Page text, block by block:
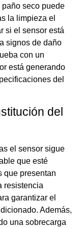
seco puede
la limpieza el
si el sensor está
signos de daño
con un
está generando
del
del
el sensor sigue
que esté
que presentan
resistencia
garantizar el
Además,
una sobrecarga